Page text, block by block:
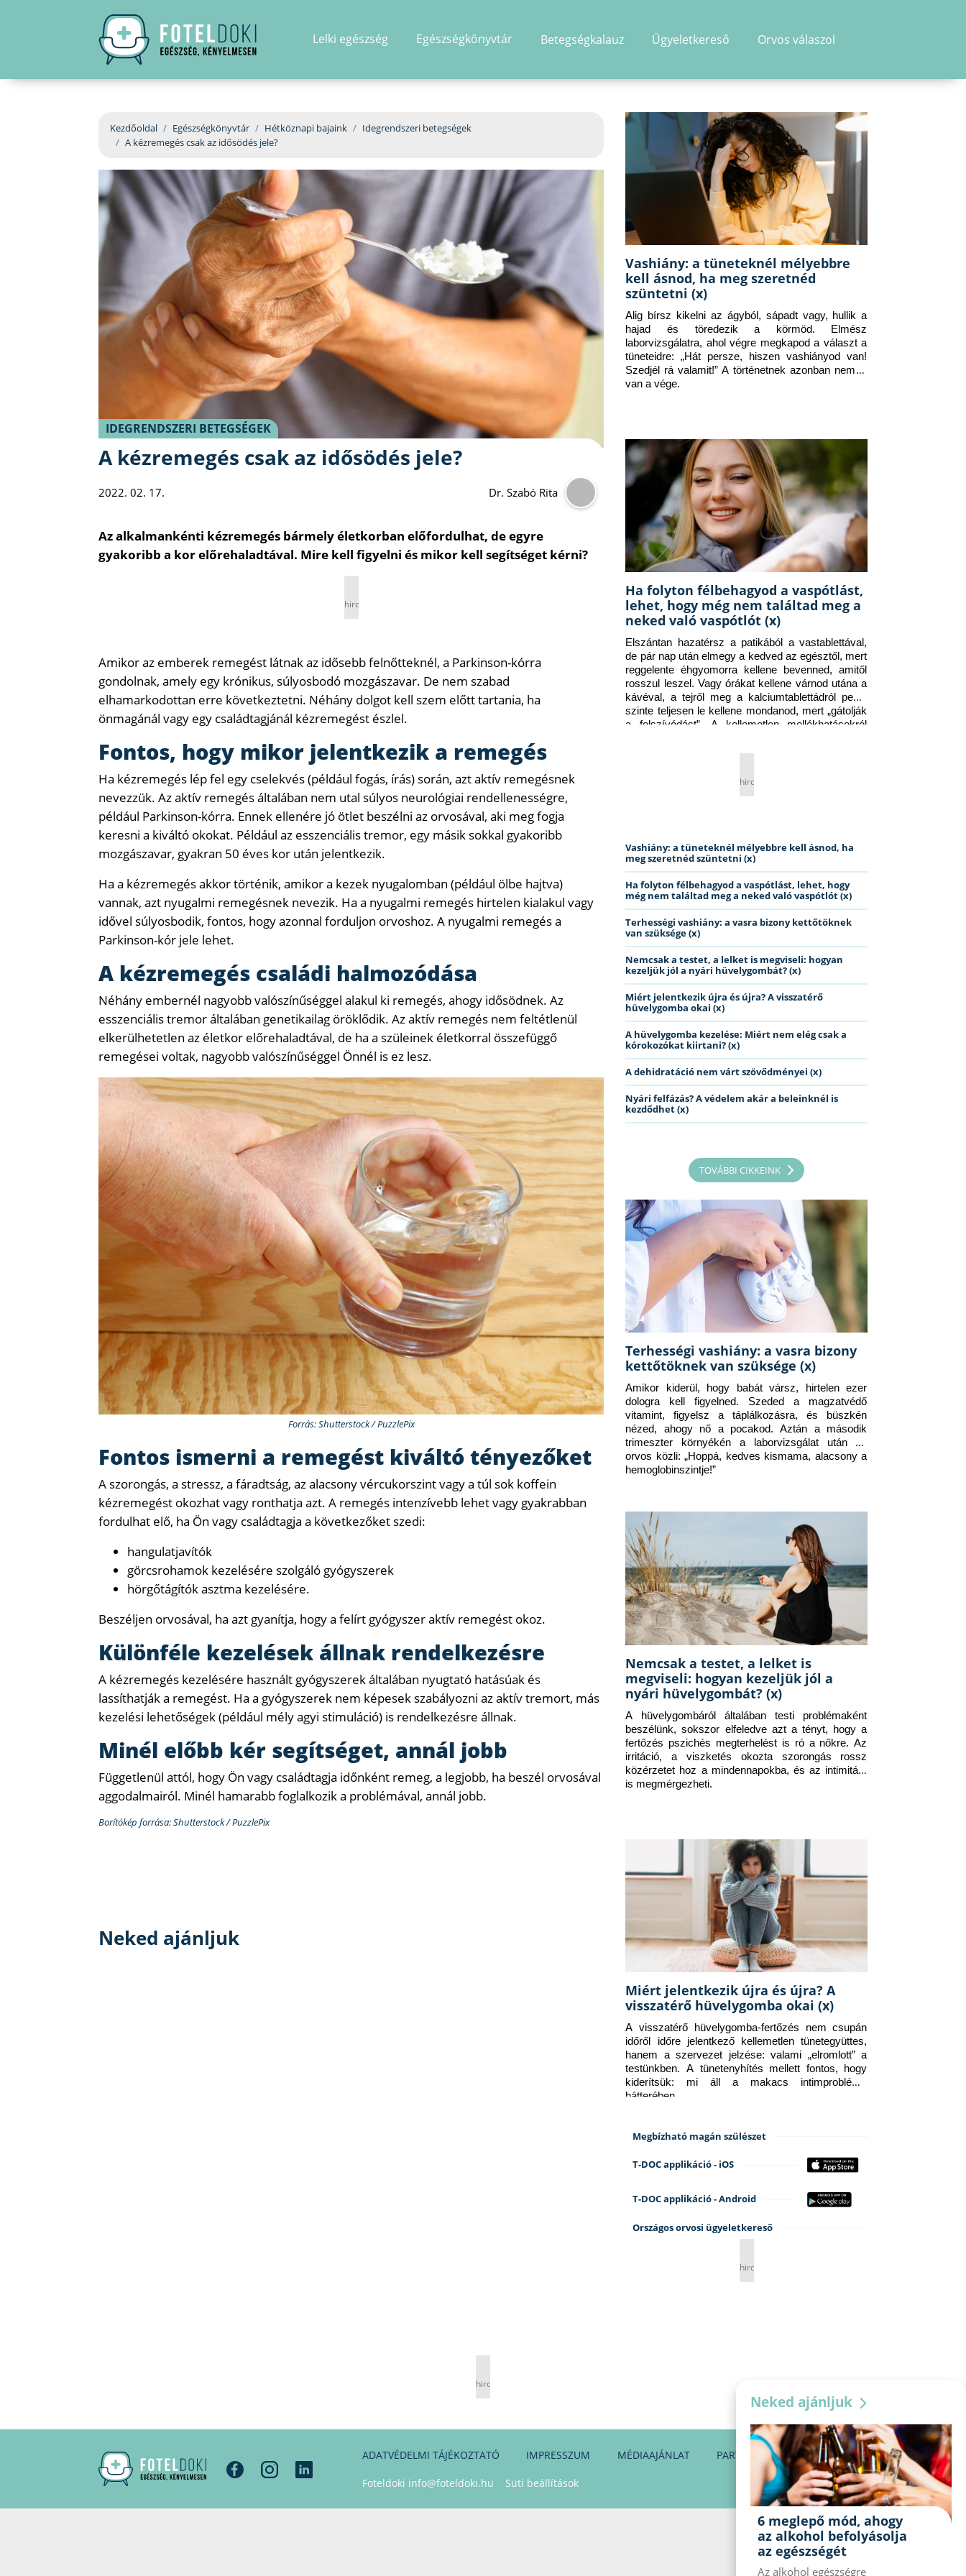
Lelki egészség Egészségkönyvtár Betegségkalauz Ügyeletkereső Orvos válaszol
Kezdőoldal Egészségkönyvtár Hétköznapi bajaink
Idegrendszeri betegségek
A kézremegés csak az idősödés jele?
IDEGRENDSZERI BETEGSÉGEK
A kézremegés csak az idősödés jele?
2022. 02. 17. Dr. Szabó Rita
Az alkalmankénti kézremegés bármely életkorban előfordulhat, de egyre
gyakoribb a kor előrehaladtával. Mire kell figyelni és mikor kell segítséget kérni?
hirdetés
Amikor az emberek remegést látnak az idősebb felnőtteknél, a Parkinson-kórra
gondolnak, amely egy krónikus, súlyosbodó mozgászavar. De nem szabad
elhamarkodottan erre következtetni. Néhány dolgot kell szem előtt tartania, ha
önmagánál vagy egy családtagjánál kézremegést észlel.
Fontos, hogy mikor jelentkezik a remegés
Ha kézremegés lép fel egy cselekvés (például fogás, írás) során, azt aktív remegésnek
nevezzük. Az aktív remegés általában nem utal súlyos neurológiai rendellenességre,
például Parkinson-kórra. Ennek ellenére jó ötlet beszélni az orvosával, aki meg fogja
keresni a kiváltó okokat. Például az esszenciális tremor, egy másik sokkal gyakoribb
mozgászavar, gyakran 50 éves kor után jelentkezik.
Ha a kézremegés akkor történik, amikor a kezek nyugalomban (például ölbe hajtva)
vannak, azt nyugalmi remegésnek nevezik. Ha a nyugalmi remegés hirtelen kialakul vagy
idővel súlyosbodik, fontos, hogy azonnal forduljon orvoshoz. A nyugalmi remegés a
Parkinson-kór jele lehet.
A kézremegés családi halmozódása
Néhány embernél nagyobb valószínűséggel alakul ki remegés, ahogy idősödnek. Az
esszenciális tremor általában genetikailag öröklődik. Az aktív remegés nem feltétlenül
elkerülhetetlen az életkor előrehaladtával, de ha a szüleinek életkorral összefüggő
remegései voltak, nagyobb valószínűséggel Önnél is ez lesz.
Forrás: Shutterstock / PuzzlePix
Fontos ismerni a remegést kiváltó tényezőket
A szorongás, a stressz, a fáradtság, az alacsony vércukorszint vagy a túl sok koffein
kézremegést okozhat vagy ronthatja azt. A remegés intenzívebb lehet vagy gyakrabban
fordulhat elő, ha Ön vagy családtagja a következőket szedi:
hangulatjavítók
görcsrohamok kezelésére szolgáló gyógyszerek
hörgőtágítók asztma kezelésére.
Beszéljen orvosával, ha azt gyanítja, hogy a felírt gyógyszer aktív remegést okoz.
Különféle kezelések állnak rendelkezésre
A kézremegés kezelésére használt gyógyszerek általában nyugtató hatásúak és
lassíthatják a remegést. Ha a gyógyszerek nem képesek szabályozni az aktív tremort, más
kezelési lehetőségek (például mély agyi stimuláció) is rendelkezésre állnak.
Minél előbb kér segítséget, annál jobb
Függetlenül attól, hogy Ön vagy családtagja időnként remeg, a legjobb, ha beszél orvosával
aggodalmairól. Minél hamarabb foglalkozik a problémával, annál jobb.
Borítókép forrása: Shutterstock / PuzzlePix
Neked ajánljuk
Vashiány: a tüneteknél mélyebbre
kell ásnod, ha meg szeretnéd
szüntetni (x)
Alig bírsz kikelni az ágyból, sápadt vagy, hullik a
hajad és töredezik a körmöd. Elmész
laborvizsgálatra, ahol végre megkapod a választ a
tüneteidre: „Hát persze, hiszen vashiányod van!
Szedjél rá valamit!” A történetnek azonban nem itt
van a vége.
Ha folyton félbehagyod a vaspótlást,
lehet, hogy még nem találtad meg a
neked való vaspótlót (x)
Elszántan hazatérsz a patikából a vastablettával,
de pár nap után elmegy a kedved az egésztől, mert
reggelente éhgyomorra kellene bevenned, amitől
rosszul leszel. Vagy órákat kellene várnod utána a
kávéval, a tejről meg a kalciumtablettádról pedig
szinte teljesen le kellene mondanod, mert „gátolják
a felszívódást”. A kellemetlen mellékhatásokról
hirdetés
Vashiány: a tüneteknél mélyebbre kell ásnod, ha
meg szeretnéd szüntetni (x)
Ha folyton félbehagyod a vaspótlást, lehet, hogy
még nem találtad meg a neked való vaspótlót (x)
Terhességi vashiány: a vasra bizony kettőtöknek
van szüksége (x)
Nemcsak a testet, a lelket is megviseli: hogyan
kezeljük jól a nyári hüvelygombát? (x)
Miért jelentkezik újra és újra? A visszatérő
hüvelygomba okai (x)
A hüvelygomba kezelése: Miért nem elég csak a
kórokozókat kiirtani? (x)
A dehidratáció nem várt szövődményei (x)
Nyári felfázás? A védelem akár a beleinknél is
kezdődhet (x)
TOVÁBBI CIKKEINK
Terhességi vashiány: a vasra bizony
kettőtöknek van szüksége (x)
Amikor kiderül, hogy babát vársz, hirtelen ezer
dologra kell figyelned. Szeded a magzatvédő
vitamint, figyelsz a táplálkozásra, és büszkén
nézed, ahogy nő a pocakod. Aztán a második
trimeszter környékén a laborvizsgálat után az
orvos közli: „Hoppá, kedves kismama, alacsony a
hemoglobinszintje!”
Nemcsak a testet, a lelket is
megviseli: hogyan kezeljük jól a
nyári hüvelygombát? (x)
A hüvelygombáról általában testi problémaként
beszélünk, sokszor elfeledve azt a tényt, hogy a
fertőzés pszichés megterhelést is ró a nőkre. Az
irritáció, a viszketés okozta szorongás rossz
közérzetet hoz a mindennapokba, és az intimitást
is megmérgezheti.
Miért jelentkezik újra és újra? A
visszatérő hüvelygomba okai (x)
A visszatérő hüvelygomba-fertőzés nem csupán
időről időre jelentkező kellemetlen tünetegyüttes,
hanem a szervezet jelzése: valami „elromlott” a
testünkben. A tünetenyhítés mellett fontos, hogy
kiderítsük: mi áll a makacs intimprobléma
hátterében.
Megbízható magán szülészet
T-DOC applikáció - iOS
T-DOC applikáció - Android
Országos orvosi ügyeletkereső
hirdetés
hirdetés
ADATVÉDELMI TÁJÉKOZTATÓ IMPRESSZUM MÉDIAAJÁNLAT PARTNEREINK KAPCSOLAT
Foteldoki info@foteldoki.hu Süti beállítások
Neked ajánljuk
6 meglepő mód, ahogy
az alkohol befolyásolja
az egészségét
Az alkohol egészségre